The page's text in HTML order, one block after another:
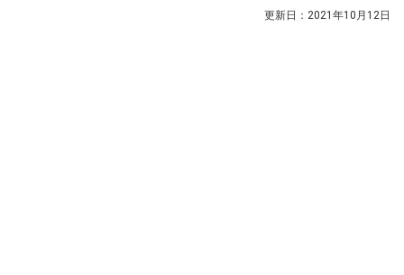
更新日： 2021年10月12日